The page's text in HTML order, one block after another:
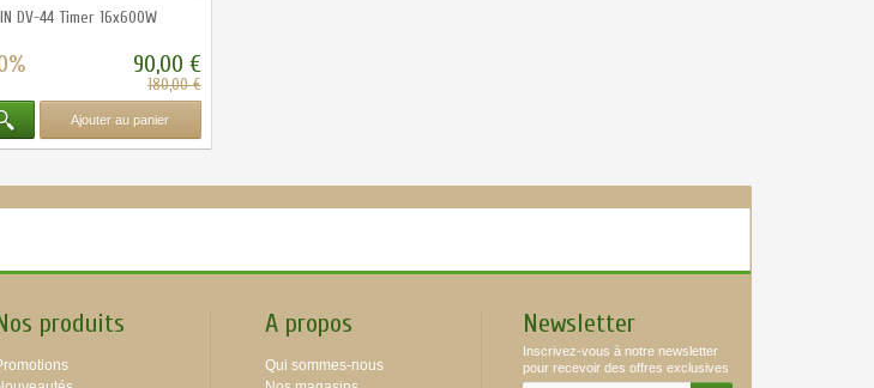
DV-44 Timer 16x600W
90,00 €
180,00 €
Ajouter au panier
produits A propos
Qui sommes-nous
Newsletter
Inscrivez-vous à notre newsletter
pour recevoir des offres exclusives